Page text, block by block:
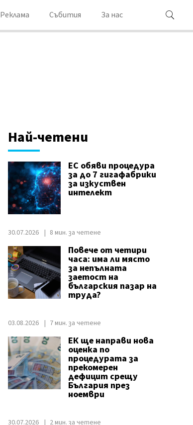
Реклама Събития За нас
Най-четени
ЕС обяви процедура
за до 7 гигафабрики
за изкуствен
интелект
30.07.2026 8 мин. за четене
Повече от четири
часа: има ли място
за непълната
заетост на
българския пазар на
труда?
03.08.2026 7 мин. за четене
ЕК ще направи нова
оценка по
процедурата за
прекомерен
дефицит срещу
България през
ноември
30.07.2026 2 мин. за четене